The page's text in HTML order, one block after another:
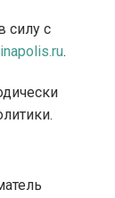
силу с
.